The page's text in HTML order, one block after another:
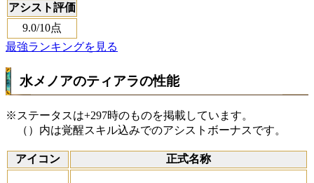
アシスト評価
9.0/10点
最強ランキングを見る
水メノアのティアラの性能
※ステータスは+297時のものを掲載しています。
（）内は覚醒スキル込みでのアシストボーナスです。
アイコン 正式名称